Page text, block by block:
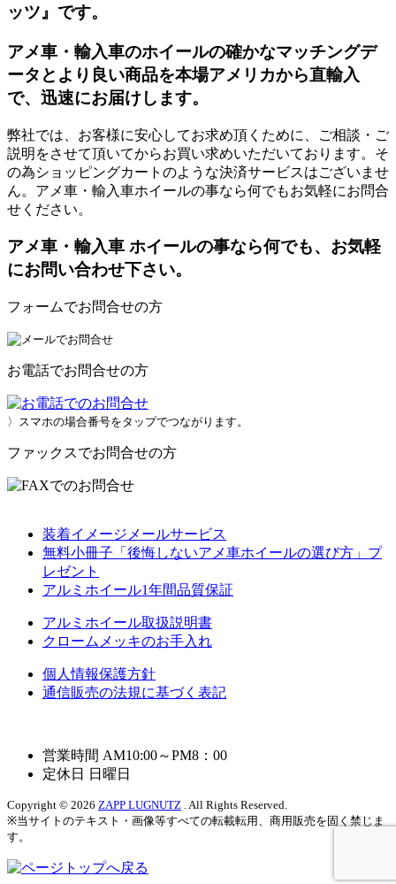
ッツ』です。
アメ車・輸入車のホイールの確かなマッチングデ
ータとより良い商品を本場アメリカから直輸入
で、迅速にお届けします。
弊社では、お客様に安心してお求め頂くために、ご相談・ご
説明をさせて頂いてからお買い求めいただいております。そ
の為ショッピングカートのような決済サービスはございませ
ん。アメ車・輸入車ホイールの事なら何でもお気軽にお問合
せください。
アメ車・輸入車 ホイールの事なら何でも、お気軽
にお問い合わせ下さい。
フォームでお問合せの方
お電話でお問合せの方
〉スマホの場合番号をタップでつながります。
ファックスでお問合せの方
装着イメージメールサービス
無料小冊子「後悔しないアメ車ホイールの選び方」プ
レゼント
アルミホイール1年間品質保証
アルミホイール取扱説明書
クロームメッキのお手入れ
個人情報保護方針
通信販売の法規に基づく表記
営業時間 AM10:00～PM8：00
定休日 日曜日
Copyright © 2026 ZAPP LUGNUTZ . All Rights Reserved.
※当サイトのテキスト・画像等すべての転載転用、商用販売を固く禁じま
す。